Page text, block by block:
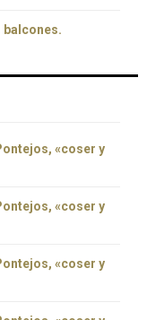
balcones.
«coser y
«coser y
«coser y